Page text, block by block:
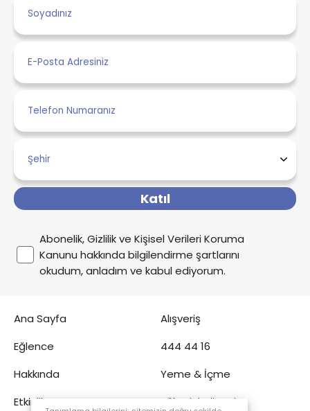
Katıl
Abonelik, Gizlilik ve Kişisel Verileri Koruma
Kanunu hakkında bilgilendirme şartlarını
okudum, anladım ve kabul ediyorum.
Ana Sayfa
Alışveriş
Eğlence
444 44 16
Hakkında
Yeme & İçme
Etkinlik
Tüketici Köşesi